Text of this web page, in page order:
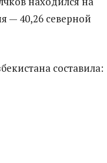
— 40,26 северной
составила: